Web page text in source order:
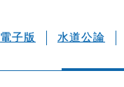
電子版 水道公論